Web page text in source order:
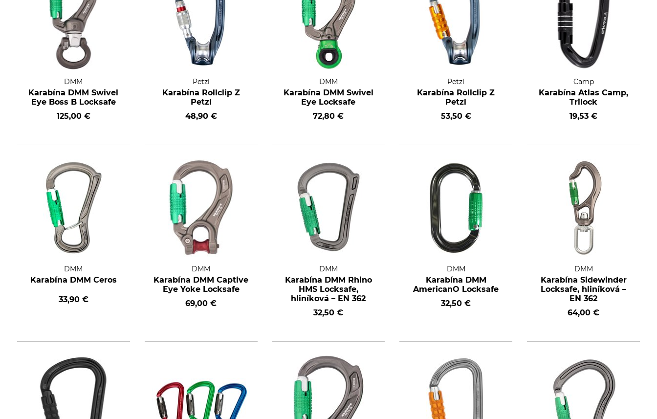
DMM
Karabína DMM Swivel
Eye Boss B Locksafe
125,00 €
Petzl
Karabína Rollclip Z
Petzl
48,90 €
DMM
Karabína DMM Swivel
Eye Locksafe
72,80 €
Petzl
Karabína Rollclip Z
Petzl
53,50 €
Camp
Karabína Atlas Camp,
Trilock
19,53 €
DMM
Karabína DMM Ceros
33,90 €
DMM
Karabína DMM Captive
Eye Yoke Locksafe
69,00 €
DMM
Karabína DMM Rhino
HMS Locksafe,
hliníková – EN 362
32,50 €
DMM
Karabína DMM
AmericanO Locksafe
32,50 €
DMM
Karabína Sidewinder
Locksafe, hliníková –
EN 362
64,00 €